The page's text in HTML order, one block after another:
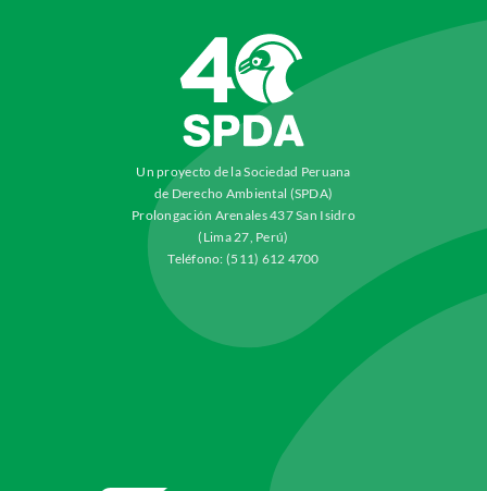
Un proyecto de la Sociedad Peruana
de Derecho Ambiental (SPDA)
Prolongación Arenales 437 San Isidro
(Lima 27, Perú)
Teléfono: (511) 612 4700